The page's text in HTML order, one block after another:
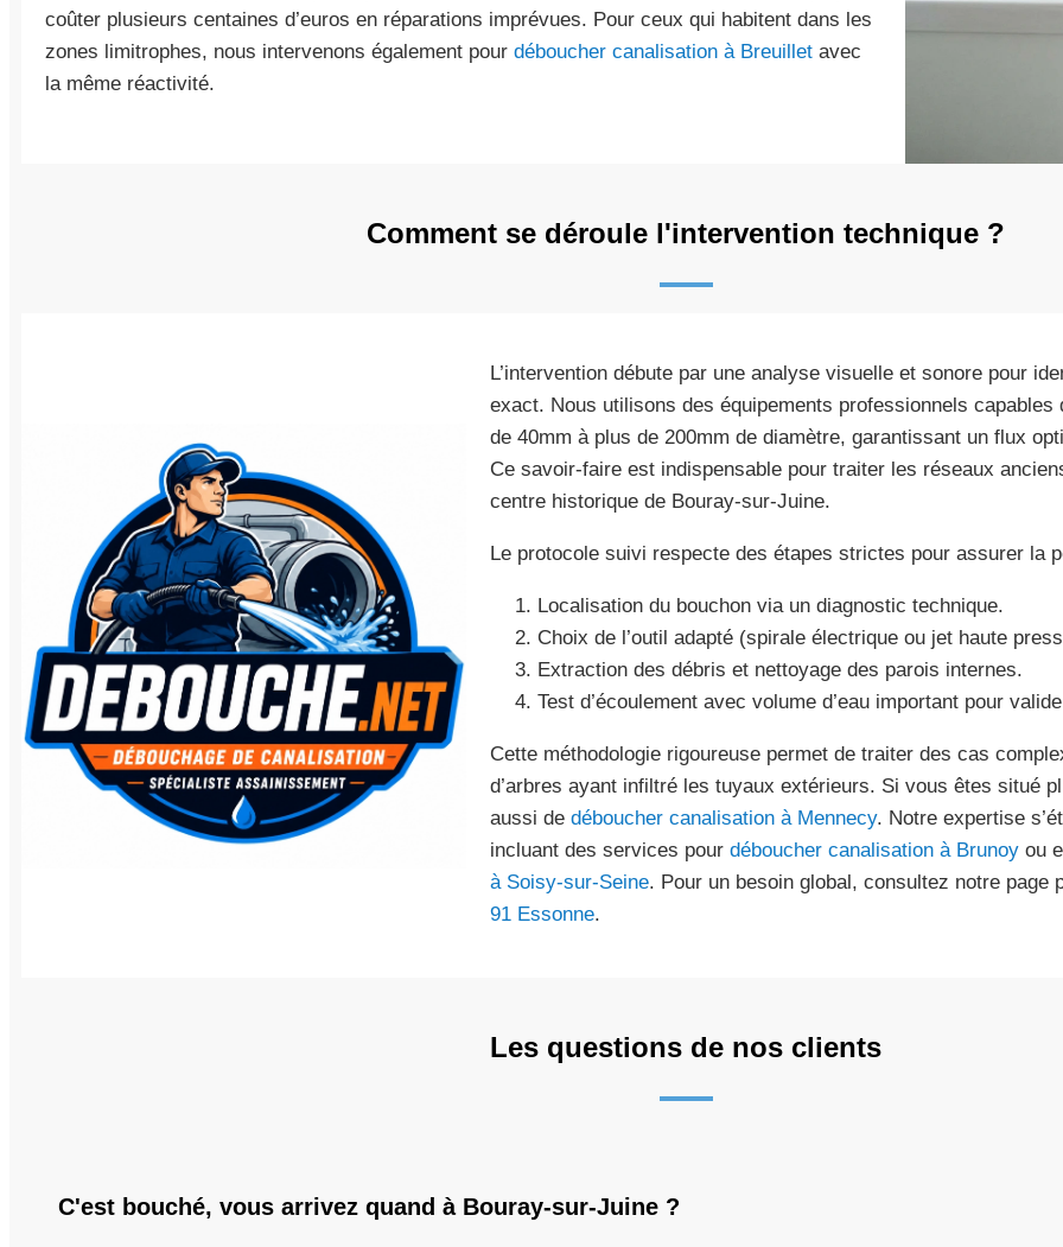
coûter plusieurs centaines d’euros en réparations imprévues. Pour ceux qui habitent dans les
zones limitrophes, nous intervenons également pour déboucher canalisation à Breuillet avec
la même réactivité.
Comment se déroule l'intervention technique ?
L’intervention débute par une analyse visuelle et sonore pour
exact. Nous utilisons des équipements professionnels
de 40mm à plus de 200mm de diamètre, garantissant un flux
Ce savoir-faire est indispensable pour traiter les réseaux
centre historique de Bouray-sur-Juine.
Le protocole suivi respecte des étapes strictes pour assurer la
Localisation du bouchon via un diagnostic technique.
Choix de l’outil adapté (spirale électrique ou jet haute
Extraction des débris et nettoyage des parois internes.
Test d’écoulement avec volume d’eau important pour
Cette méthodologie rigoureuse permet de traiter des cas
d’arbres ayant infiltré les tuyaux extérieurs. Si vous êtes situé
aussi de déboucher canalisation à Mennecy. Notre expertise
incluant des services pour déboucher canalisation à Brunoyou
à Soisy-sur-Seine. Pour un besoin global, consultez notre page
91 Essonne.
Les questions de nos clients
C'est bouché, vous arrivez quand à Bouray-sur-Juine ?